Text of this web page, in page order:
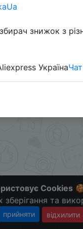
до
відсутня.
Cookies
зберігання та
прийняти відхилити
знижок з
Україна